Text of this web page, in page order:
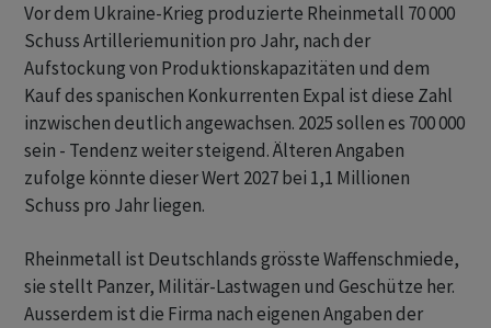
Vor dem Ukraine-Krieg produzierte Rheinmetall 70 000
Schuss Artilleriemunition pro Jahr, nach der
Aufstockung von Produktionskapazitäten und dem
Kauf des spanischen Konkurrenten Expal ist diese Zahl
inzwischen deutlich angewachsen. 2025 sollen es 700 000
sein - Tendenz weiter steigend. Älteren Angaben
zufolge könnte dieser Wert 2027 bei 1,1 Millionen
Schuss pro Jahr liegen.
Rheinmetall ist Deutschlands grösste Waffenschmiede,
sie stellt Panzer, Militär-Lastwagen und Geschütze her.
Ausserdem ist die Firma nach eigenen Angaben der